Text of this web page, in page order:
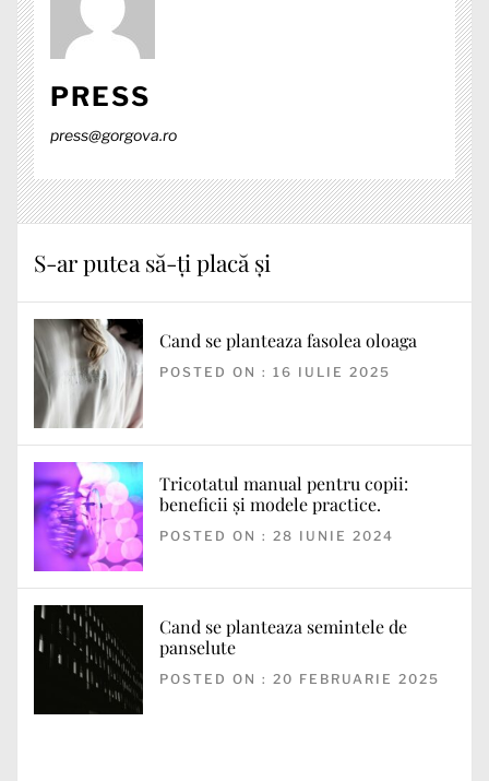
PRESS
press@gorgova.ro
S-ar putea să-ți placă și
Cand se planteaza fasolea oloaga
POSTED ON : 16 IULIE 2025
Tricotatul manual pentru copii:
beneficii și modele practice.
POSTED ON : 28 IUNIE 2024
Cand se planteaza semintele de
panselute
POSTED ON : 20 FEBRUARIE 2025